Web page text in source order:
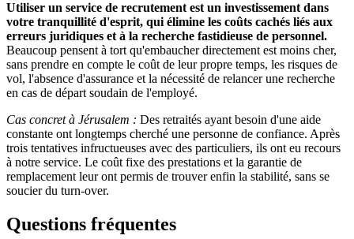
Utiliser un service de recrutement est un investissement dans
votre tranquillité d'esprit, qui élimine les coûts cachés liés aux
erreurs juridiques et à la recherche fastidieuse de personnel.
Beaucoup pensent à tort qu'embaucher directement est moins cher,
sans prendre en compte le coût de leur propre temps, les risques de
vol, l'absence d'assurance et la nécessité de relancer une recherche
en cas de départ soudain de l'employé.
Cas concret à Jérusalem : Des retraités ayant besoin d'une aide
constante ont longtemps cherché une personne de confiance. Après
trois tentatives infructueuses avec des particuliers, ils ont eu recours
à notre service. Le coût fixe des prestations et la garantie de
remplacement leur ont permis de trouver enfin la stabilité, sans se
soucier du turn-over.
Questions fréquentes